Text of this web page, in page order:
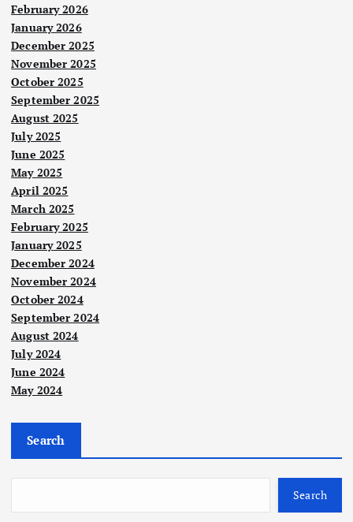
February 2026
January 2026
December 2025
November 2025
October 2025
September 2025
August 2025
July 2025
June 2025
May 2025
April 2025
March 2025
February 2025
January 2025
December 2024
November 2024
October 2024
September 2024
August 2024
July 2024
June 2024
May 2024
Search
Search
Suka
Gol
Pavi
BN
Mel
Hal
Ehw
a